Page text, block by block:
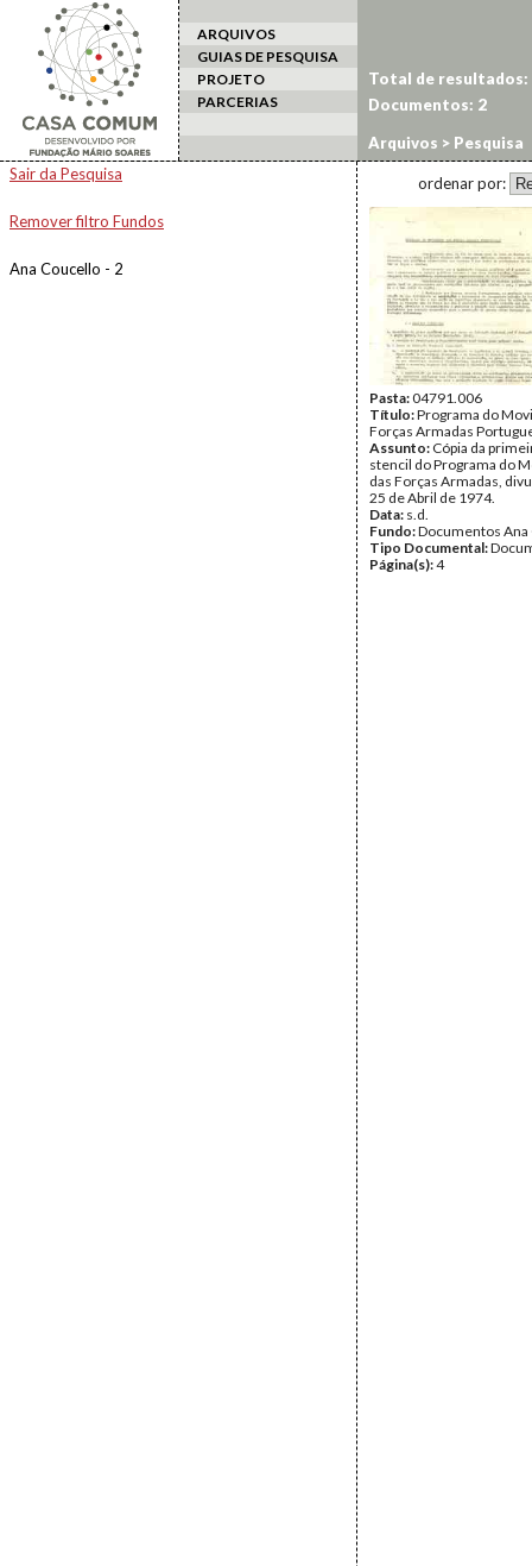
ARQUIVOS
GUIAS DE PESQUISA
PROJETO
PARCERIAS
Arquivos > Pesquisa
Sair da Pesquisa
Remover filtro Fundos
Ana Coucello - 2
Total de resultados:
Documentos: 2
ordenar por:
Pasta:04791.006
Título:Programa do
Forças Armadas
Assunto: Cópia da
stencil do Programa do
das Forças Armadas,
25 de Abril de 1974.
Data: s.d.
Fundo:Documentos Ana
Tipo Documental:
Página(s):4